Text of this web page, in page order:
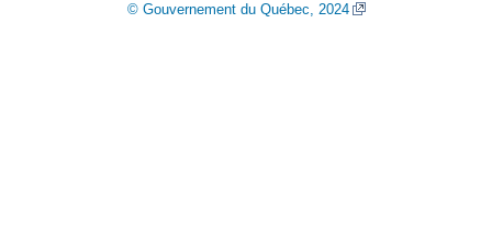
© Gouvernement du Québec, 2024